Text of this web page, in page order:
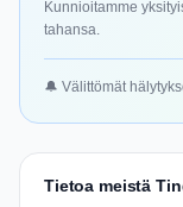
Kunnioitamme
tahansa.
🔔 Välittömät
Tietoa meistä